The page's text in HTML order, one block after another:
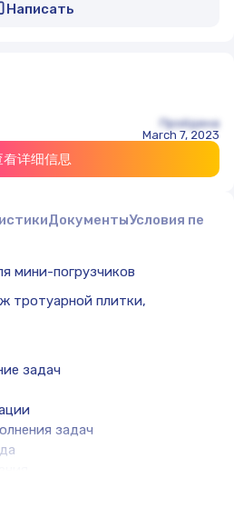
Написать
Пройдена
March 7, 2023
看详细信息
ДокументыУсловия
мини-погрузчиков
тротуарной плитки,
задач
задач
3 лет)